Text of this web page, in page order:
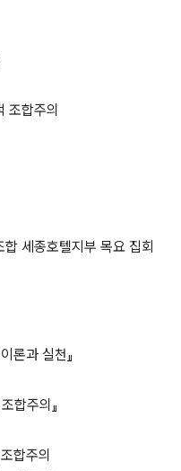
조합주의
세종호텔지부 목요 집회
론과 실천』
합주의』
합주의